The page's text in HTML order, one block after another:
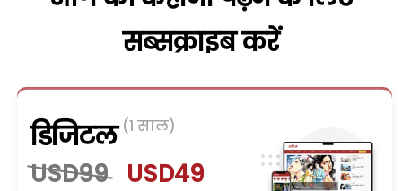
सब्सक्राइब करें
डिजिटल (1 साल)
USD99 USD49